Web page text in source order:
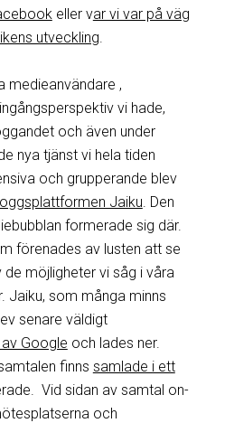
eller var vi var på väg
utveckling
medieanvändare ,
vi hade,
och även under
nya tjänst vi hela tiden
och grupperande blev
Jaiku . Den
formerade sig där.
förenades av lusten att se
möjligheter vi såg i våra
Jaiku, som många minns
senare väldigt
Google och lades ner.
finns samlade i ett
Vid sidan av samtal on-
och